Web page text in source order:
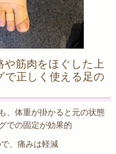
や筋肉をほぐした上
で正しく使える足の
、体重が掛かると元の状態
での固定が効果的
、痛みは軽減